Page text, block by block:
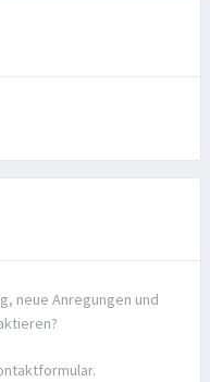
neue Anregungen und